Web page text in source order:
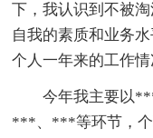
下，我认识到不被
自我的素质和业务
个人一年来的工作情
今年我主要以
***、***等环节，个